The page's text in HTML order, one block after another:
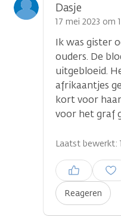
Dasje
17 mei 2023 om
Ik was gister
ouders. De
uitgebloeid.
afrikaantjes
kort voor
voor het graf
Laatst bewerkt:
Reageren
Inloggen om een
plaatsen